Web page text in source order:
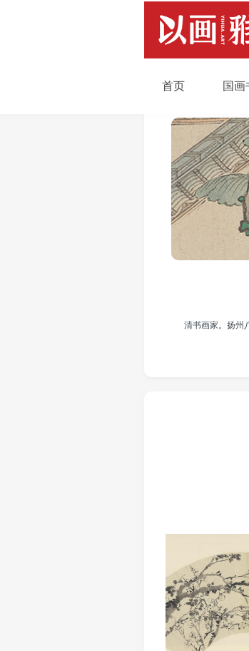
首页 国画
清书画家。扬州